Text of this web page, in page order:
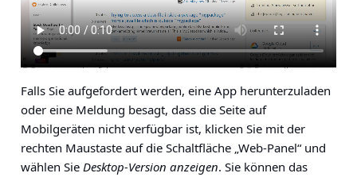
Falls Sie aufgefordert werden, eine App herunterzuladen
oder eine Meldung besagt, dass die Seite auf
Mobilgeräten nicht verfügbar ist, klicken Sie mit der
rechten Maustaste auf die Schaltfläche „Web-Panel“ und
wählen Sie Desktop-Version anzeigen. Sie können das